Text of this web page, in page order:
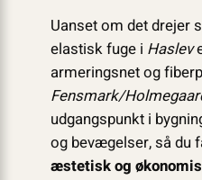
Uanset om det drejer
elastisk fuge i Haslev
armeringsnet og
Fensmark/
udgangspunkt i
og bevægelser, så du
æstetisk og